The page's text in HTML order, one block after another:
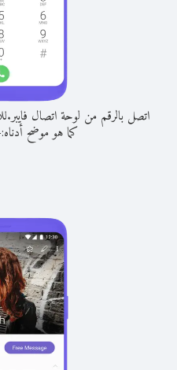
اتصل بالرقم من لوحة اتصال فايبر.
كما هو موضح أدناه: